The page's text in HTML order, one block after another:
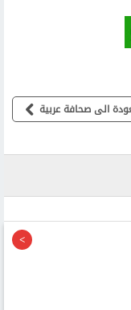
الى صحافة عربية